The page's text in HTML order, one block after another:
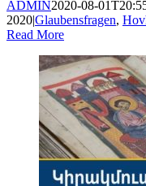
ADMIN2020-08-
2020|Glaubensfragen,
Read More